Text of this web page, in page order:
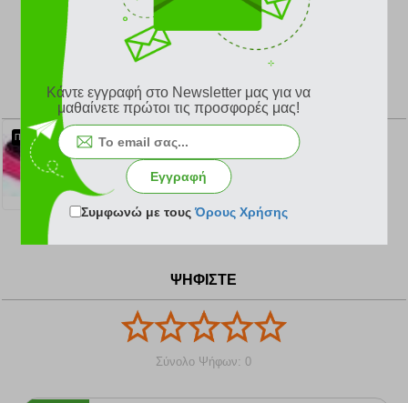
τα προϊόντα της εταιρείας
, είμαστε σίγουροι ότι θα
κάνετε τον τετράποδο φίλο σας χαρούμενο!
ΣΧΕΤΙΚΑ ΠΡΟΪΟΝΤΑ
ΠΕΡΙΛΑΙΜΙΟ GLEE NEOPRENE PINK XS (16MMX41CM)
4.40 €
ΨΗΦΙΣΤΕ
Σύνολο Ψήφων: 0
Κάντε εγγραφή στο Newsletter μας για να
μαθαίνετε πρώτοι τις προσφορές μας!
Εγγραφή
Συμφωνώ με τουςΌρους Χρήσης